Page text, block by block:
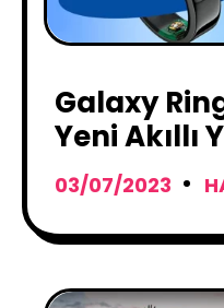
Galaxy
Yeni Akıllı
Beklentileri
03/07/2023